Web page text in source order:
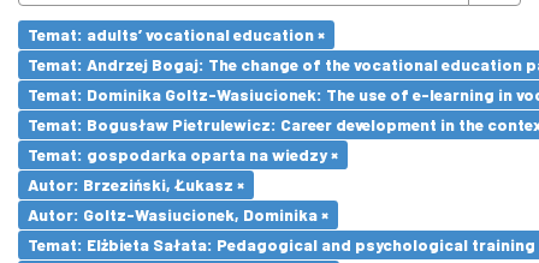
Temat: adults’ vocational education ×
Temat: Andrzej Bogaj: The change of the vocational education
Temat: Dominika Goltz-Wasiucionek: The use of e-learning in
Temat: Bogusław Pietrulewicz: Career development in the
Temat: gospodarka oparta na wiedzy ×
Autor: Brzeziński, Łukasz ×
Autor: Goltz-Wasiucionek, Dominika ×
Temat: Elżbieta Sałata: Pedagogical and psychological